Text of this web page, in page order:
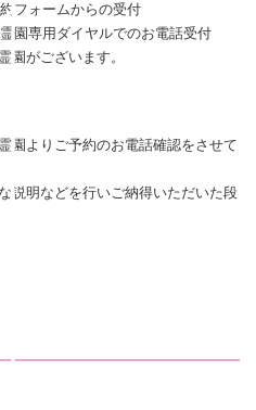
フォームからの受付
園専用ダイヤルでのお電話受付
園がございます。
園よりご予約のお電話確認をさせて
説明などを行いご納得いただいた段